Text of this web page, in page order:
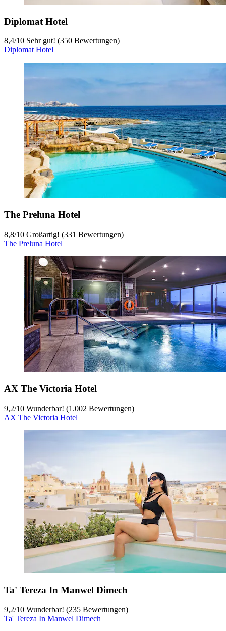
Diplomat Hotel
8,4/10 Sehr gut! (350 Bewertungen)
Diplomat Hotel
The Preluna Hotel
8,8/10 Großartig! (331 Bewertungen)
The Preluna Hotel
AX The Victoria Hotel
9,2/10 Wunderbar! (1.002 Bewertungen)
AX The Victoria Hotel
Ta' Tereza In Manwel Dimech
9,2/10 Wunderbar! (235 Bewertungen)
Ta' Tereza In Manwel Dimech